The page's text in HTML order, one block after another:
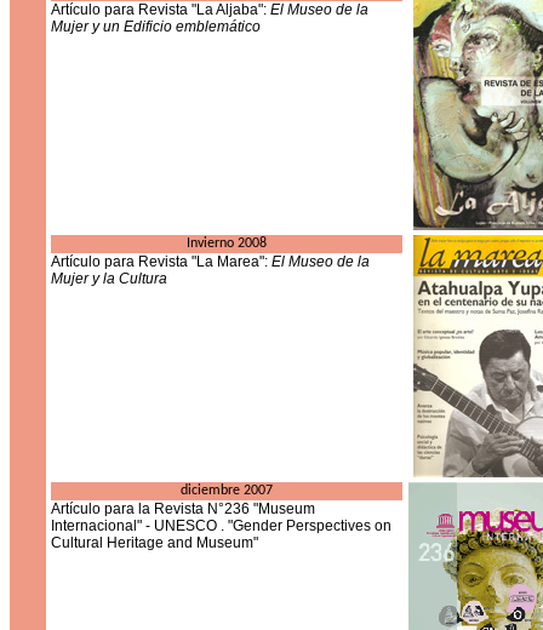
Artículo para Revista "La Aljaba": El Museo de la
Mujer y un Edificio emblemático
Invierno 2008
Artículo para Revista "La Marea": El Museo de la
Mujer y la Cultura
diciembre 2007
Artículo para la Revista N°236 "Museum
Internacional" - UNESCO . "Gender Perspectives on
Cultural Heritage and Museum"